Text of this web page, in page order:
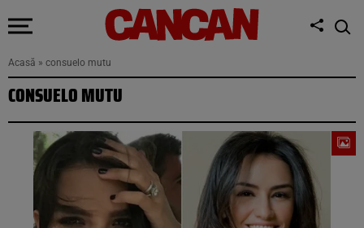
Acasă » consuelo mutu
CONSUELO MUTU